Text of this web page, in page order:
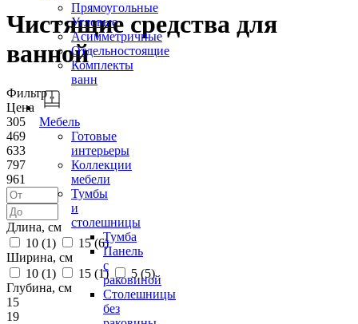
Прямоугольные
Угловые
Асимметричные
Отдельностоящие
Комплекты
ванн
Мебель
Готовые
интерьеры
Коллекции
мебели
Тумбы
и
столешницы
Тумба
Панель
с
раковиной
Столешницы
без
Чистящие средства для
ванной
Фильтр
Цена
305
469
633
797
961
Длина, см
10 (1) 15 (6)
Ширина, см
10 (1) 15 (1) 5 (5)
Глубина, см
15
19